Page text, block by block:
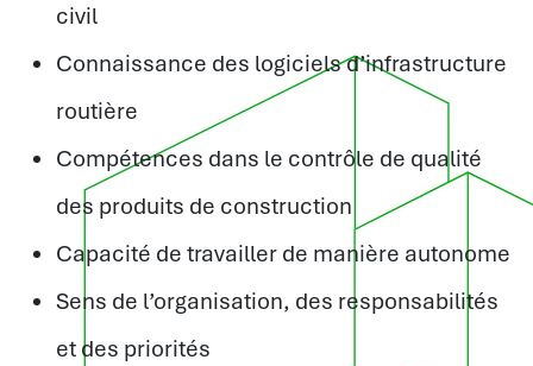
civil
Connaissance des logiciels d’infrastructure
routière
Compétences dans le contrôle de qualité
des produits de construction
Capacité de travailler de manière autonome
Sens de l’organisation, des responsabilités
et des priorités